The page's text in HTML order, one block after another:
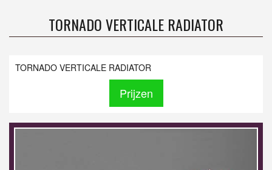
TORNADO VERTICALE RADIATOR
TORNADO VERTICALE RADIATOR
Prijzen